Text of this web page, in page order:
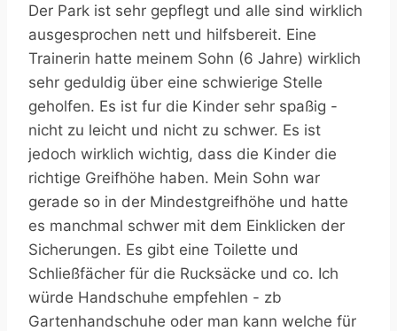
Der Park ist sehr gepflegt und alle sind wirklich
ausgesprochen nett und hilfsbereit. Eine
Trainerin hatte meinem Sohn (6 Jahre) wirklich
sehr geduldig über eine schwierige Stelle
geholfen. Es ist fur die Kinder sehr spaßig -
nicht zu leicht und nicht zu schwer. Es ist
jedoch wirklich wichtig, dass die Kinder die
richtige Greifhöhe haben. Mein Sohn war
gerade so in der Mindestgreifhöhe und hatte
es manchmal schwer mit dem Einklicken der
Sicherungen. Es gibt eine Toilette und
Schließfächer für die Rucksäcke und co. Ich
würde Handschuhe empfehlen - zb
Gartenhandschuhe oder man kann welche für